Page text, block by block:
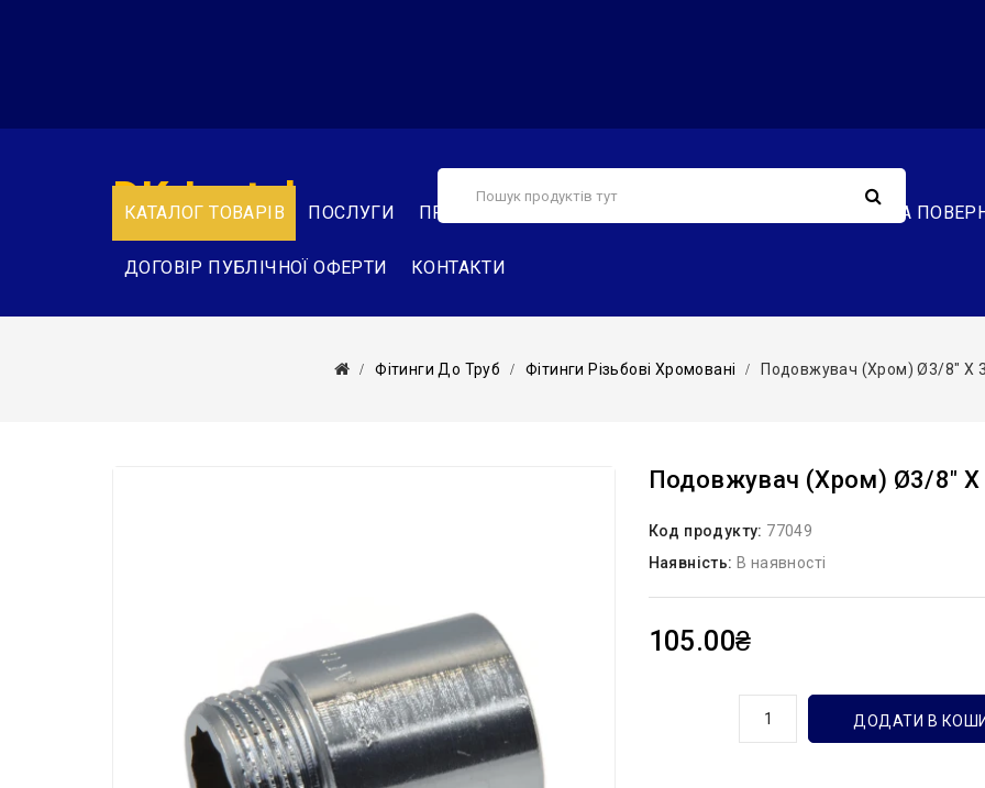
КАТАЛОГ ТОВАРІВ ПОСЛУГИ ПРО НАС ОБМІН ТА
ДОГОВІР ПУБЛІЧНОЇ ОФЕРТИ КОНТАКТИ
DK-Instal
Фітинги До Труб Фітинги Різьбові Хромовані Подовжувач (хром) Ø3/8″ X
Подовжувач (хром) Ø3/8″
Код продукту: 77049
Наявність: В наявності
105.00₴
ДОДАТИ В